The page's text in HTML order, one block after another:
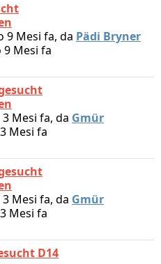
9 Mesi fa, da Pädi Bryner
9 Mesi fa
Mesi fa, da Gmür
Mesi fa
Mesi fa, da Gmür
Mesi fa
D14